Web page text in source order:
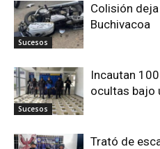
Sucesos
Colisión
Buchivacoa
Sucesos
Incautan
ocultas bajo
Trató de